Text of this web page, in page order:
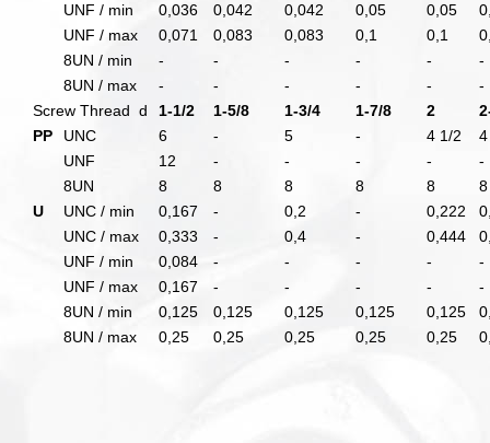
UNF / min
0,036 0,042 0,042 0,05 0,05
UNF / max
0,071 0,083 0,083 0,1 0,1
8UN / min
- - - - -
-
8UN / max
- - - - -
-
Screw Thread d
1-1/2 1-5/8 1-3/4 1-7/8 2
PP
UNC 6 - 5 - 4 1/2
UNF
12 - - - -
-
8UN
8 8 8 8 8
8
U
UNC / min 0,167 - 0,2 - 0,222
UNC / max
0,333 - 0,4 - 0,444
UNF / min
0,084 - - - -
-
UNF / max
0,167 - - - -
-
8UN / min
0,125 0,125 0,125 0,125 0,125
8UN / max
0,25 0,25 0,25 0,25 0,25